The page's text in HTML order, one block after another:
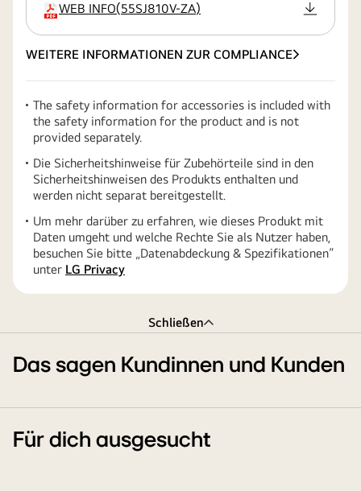
Erweiterung
WEB INFO(55SJ810V-ZA)
WEITERE INFORMATIONEN ZUR COMPLIANCE
The safety information for accessories is included with
the safety information for the product and is not
provided separately.
Die Sicherheitshinweise für Zubehörteile sind in den
Sicherheitshinweisen des Produkts enthalten und
werden nicht separat bereitgestellt.
Um mehr darüber zu erfahren, wie dieses Produkt mit
Daten umgeht und welche Rechte Sie als Nutzer haben,
besuchen Sie bitte „Datenabdeckung & Spezifikationen“
unter LG Privacy
Schließen
Das sagen Kundinnen und Kunden
Für dich ausgesucht